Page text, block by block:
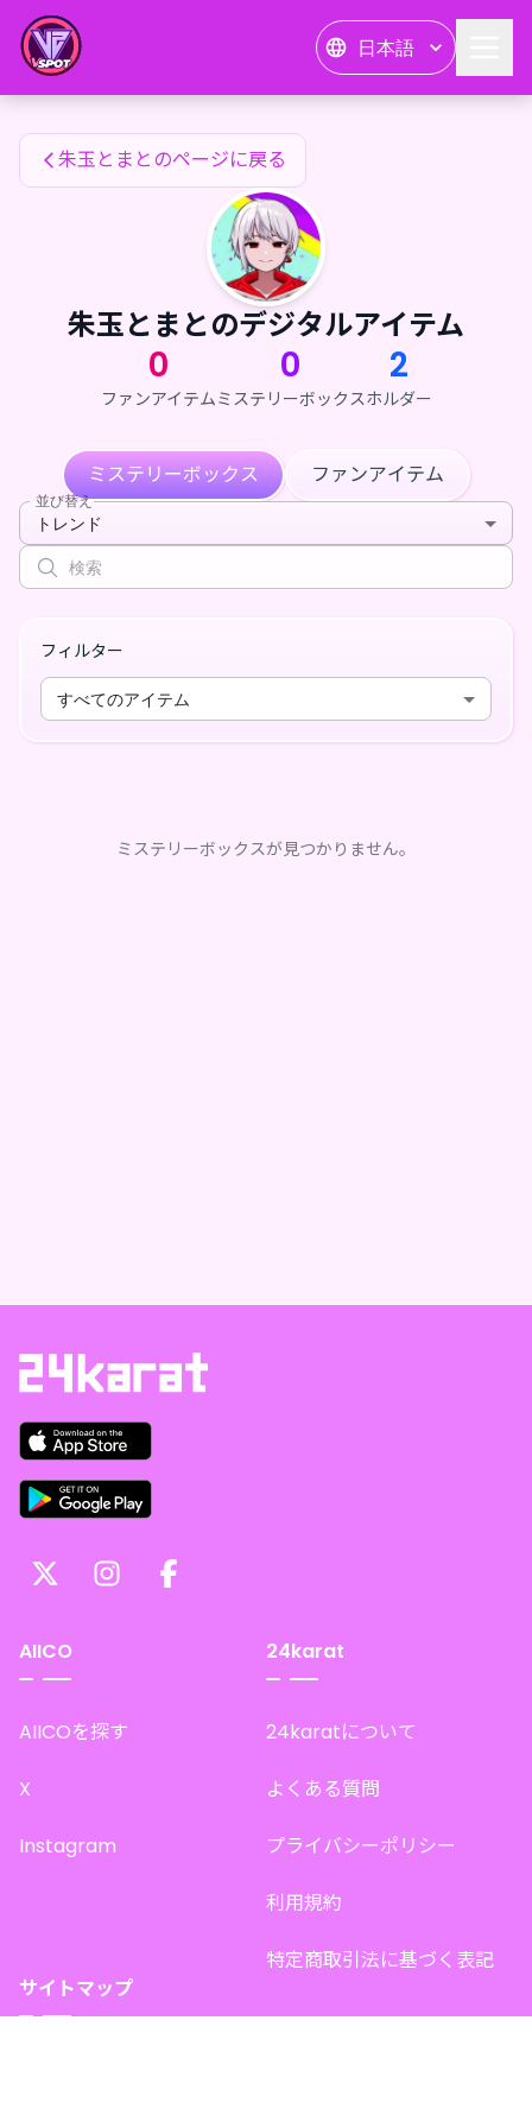
日本語
朱玉とまとのファンアイテム
朱玉とまとのページに戻る
朱玉とまとのデジタルアイテム
0
ファンアイテム
0
ミステリーボックス
2
ホルダー
ミステリーボックス ファンアイテム
並び替え
トレンド
フィルター
すべてのアイテム
ミステリーボックスが見つかりません。
AIICO
AIICOを探す
X
Instagram
24karat
24karatについて
よくある質問
プライバシーポリシー
利用規約
特定商取引法に基づく表記
サイトマップ
朱玉とまとのファンアイテム — 24karat